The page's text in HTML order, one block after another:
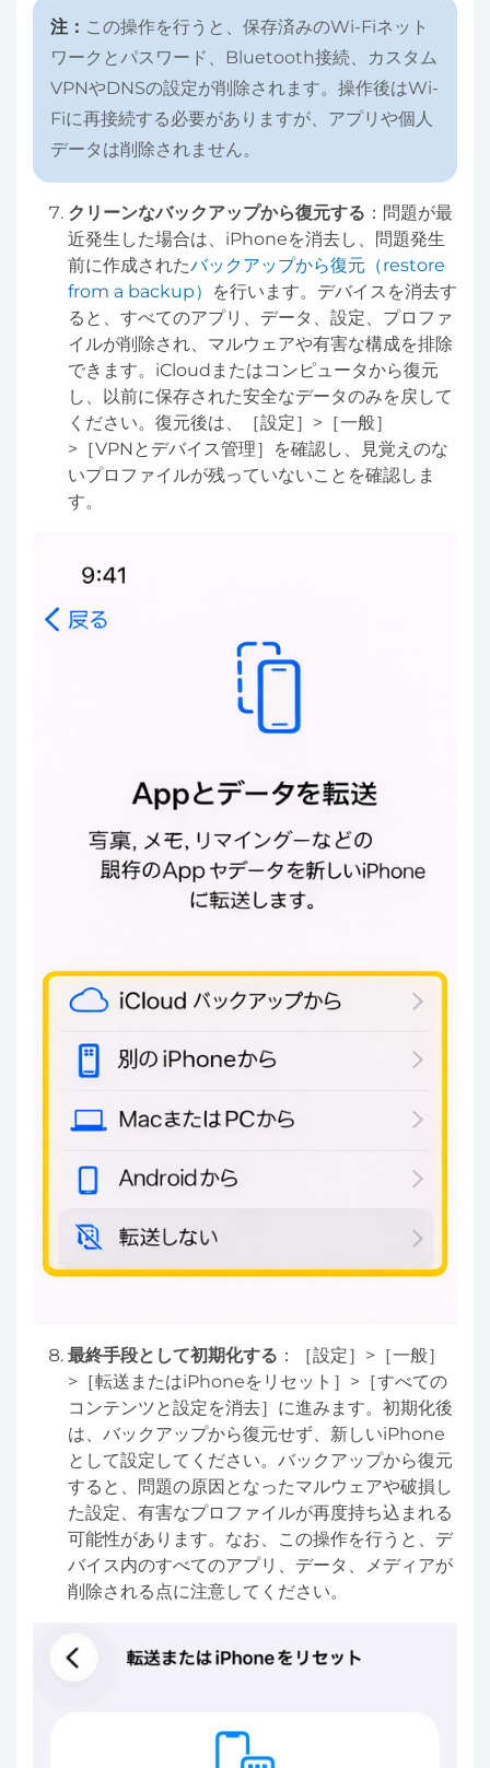
注： この操作を行うと、保存済みのWi-Fiネット
ワークとパスワード、Bluetooth接続、カスタム
VPNやDNSの設定が削除されます。操作後はWi-
Fiに再接続する必要がありますが、アプリや個人
データは削除されません。
クリーンなバックアップから復元する ：問題が最
近発生した場合は、iPhoneを消去し、問題発生
前に作成されたバックアップから復元（restore
from a backup）
を行います。デバイスを消去す
ると、すべてのアプリ、データ、設定、プロファ
イルが削除され、マルウェアや有害な構成を排除
できます。iCloudまたはコンピュータから復元
し、以前に保存された安全なデータのみを戻して
ください。復元後は、［設定］>［一般］
>［VPNとデバイス管理］を確認し、見覚えのな
いプロファイルが残っていないことを確認しま
す。
最終手段として初期化する ：［設定］>［一般］
>［転送またはiPhoneをリセット］>［すべての
コンテンツと設定を消去］に進みます。初期化後
は、バックアップから復元せず、新しいiPhone
として設定してください。バックアップから復元
すると、問題の原因となったマルウェアや破損し
た設定、有害なプロファイルが再度持ち込まれる
可能性があります。なお、この操作を行うと、デ
バイス内のすべてのアプリ、データ、メディアが
削除される点に注意してください。